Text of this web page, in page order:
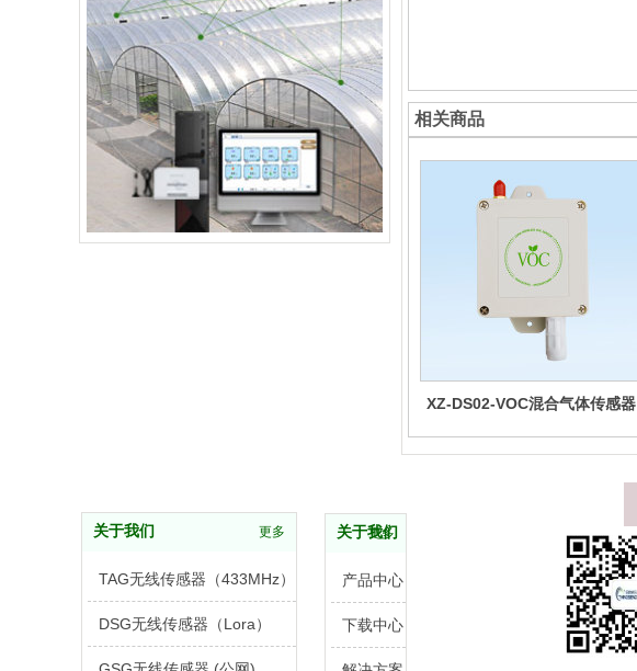
相关商品
XZ-DS02-VOC混合气体传感器
关于我们
更多
产品中心
下载中心
关于我们 更多
TAG无线传感器（433MHz）
DSG无线传感器（Lora）